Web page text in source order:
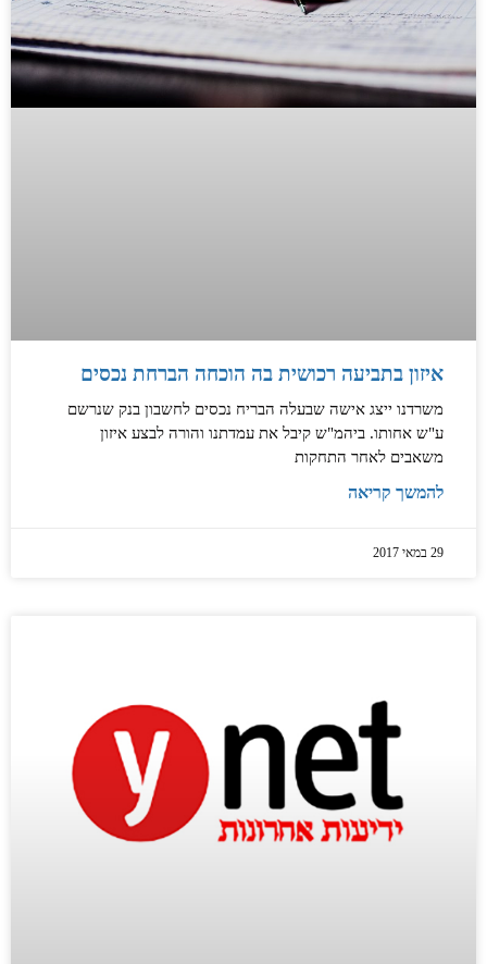
איזון בתביעה רכושית בה הוכחה הברחת נכסים
משרדנו ייצג אישה שבעלה הבריח נכסים לחשבון בנק שנרשם
ע"ש אחותו. ביהמ"ש קיבל את עמדתנו והורה לבצע איזון
משאבים לאחר התחקות
להמשך קריאה
29 במאי 2017